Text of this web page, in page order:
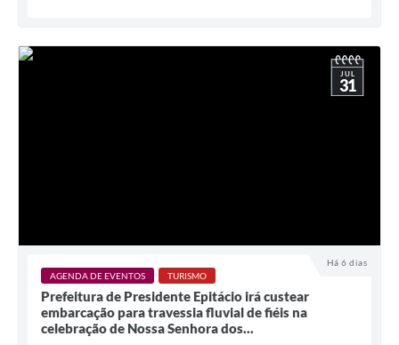
Há 6 dias
JUL
31
AGENDA DE EVENTOS TURISMO
Prefeitura de Presidente Epitácio irá custear
embarcação para travessia fluvial de fiéis na
celebração de Nossa Senhora dos...